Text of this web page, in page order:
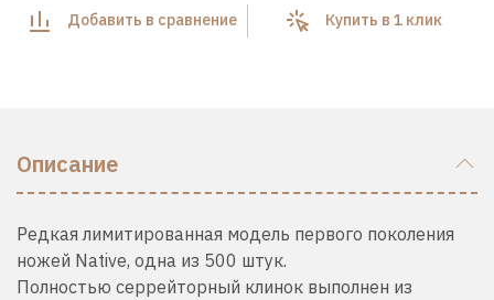
Добавить в сравнение Купить в 1 клик
Описание
Редкая лимитированная модель первого поколения
ножей Native, одна из 500 штук.
Полностью серрейторный клинок выполнен из